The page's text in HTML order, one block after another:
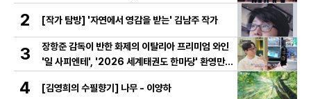
2 [작가 탐방] '자연에서 영감을 받는' 김남주 작가
3
장항준 감독이 반한 화제의 이탈리아 프리미엄 와인
'일 사피엔테', '2026 세계태권도 한마당' 환영만찬
4 [김영희의 수필향기] 나무 - 이양하